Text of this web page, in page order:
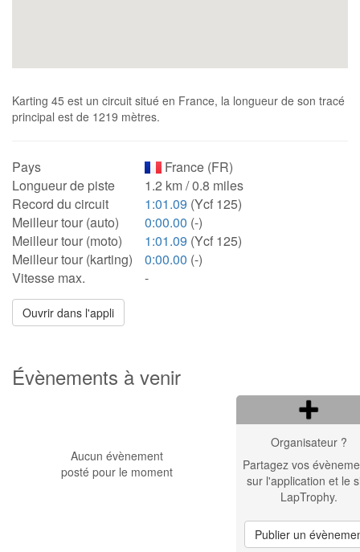
Karting 45 est un circuit situé en France, la longueur de son tracé
principal est de 1219 mètres.
Pays
France (FR)
Longueur de piste
1.2 km / 0.8 miles
Record du circuit
1:01.09 (Ycf 125)
Meilleur tour (auto)
0:00.00 (-)
Meilleur tour (moto)
1:01.09 (Ycf 125)
Meilleur tour (karting)
0:00.00 (-)
Vitesse max.
-
Ouvrir dans l'appli
Évènements à venir
Aucun évènement
posté pour le moment
Organisateur ?
Partagez vos
sur l'application et le
LapTrophy.
Publier un